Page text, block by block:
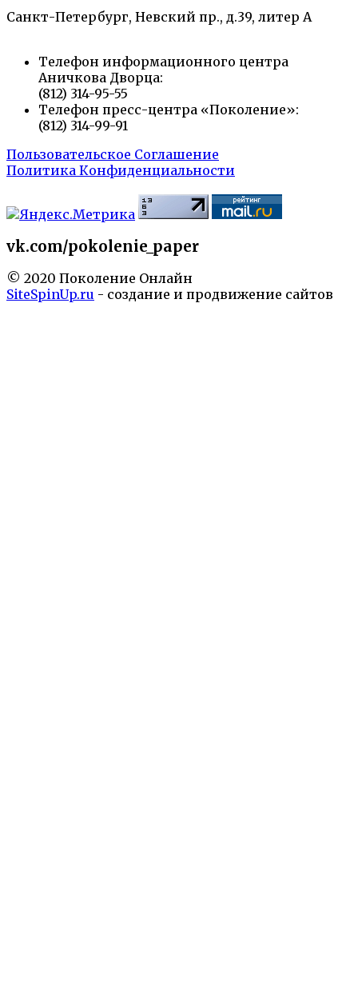
Санкт-Петербург, Невский пр., д.39, литер А
Телефон информационного центра
Аничкова Дворца:
(812) 314-95-55
Телефон пресс-центра «Поколение»:
(812) 314-99-91
Пользовательское Соглашение
Политика Конфиденциальности
vk.com/pokolenie_paper
© 2020 Поколение Онлайн
SiteSpinUp.ru - создание и продвижение сайтов